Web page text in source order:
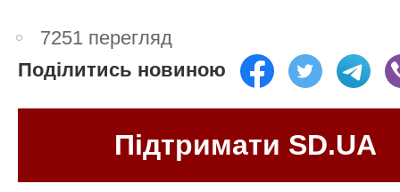
7251 перегляд
Поділитись новиною
Підтримати SD.UA